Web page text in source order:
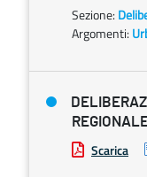
Sezione:
Argomenti:
Scarica